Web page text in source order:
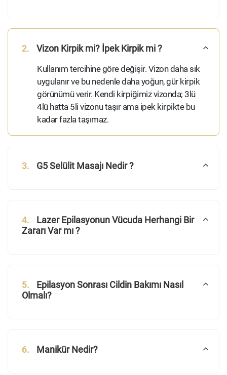
2. Vizon Kirpik mi? İpek Kirpik mi ?
Kullanım tercihine göre değişir. Vizon daha sık
uygulanır ve bu nedenle daha yoğun, gür kirpik
görünümü verir. Kendi kirpiğimiz vizonda; 3lü
4lü hatta 5li vizonu taşır ama ipek kirpikte bu
kadar fazla taşımaz.
3. G5 Selülit Masajı Nedir ?
4.
Lazer Epilasyonun Vücuda Herhangi Bir
Zararı Var mı ?
5.
Epilasyon Sonrası Cildin Bakımı Nasıl
Olmalı?
6. Manikür Nedir?